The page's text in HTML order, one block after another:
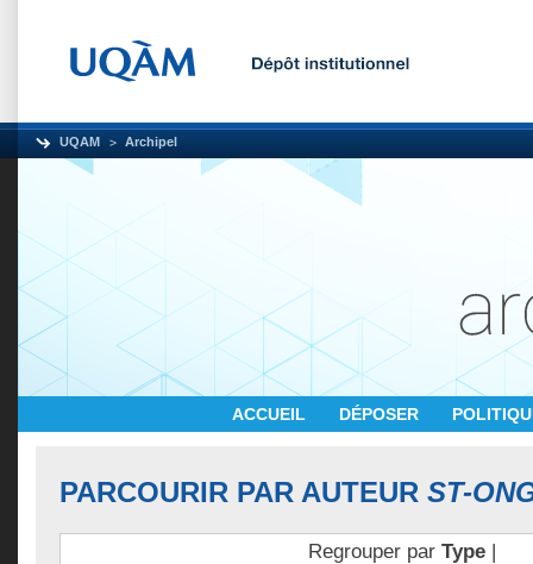
UQAM Archipel
ACCUEIL DÉPOSER
PARCOURIR PAR AUTEUR ST-
Regrouper par Type|